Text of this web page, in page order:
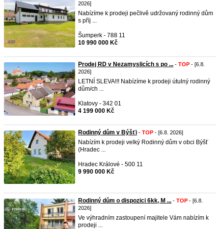
2026]
Nabízíme k prodeji pečlivě udržovaný rodinný dům
s příj ...
Šumperk - 788 11
10 990 000 Kč
Prodej RD v Nezamyslicích s po ... - TOP - [6.8.
2026]
LETNÍ SLEVA!!! Nabízíme k prodeji útulný rodinný
dům/ch ...
Klatovy - 342 01
4 199 000 Kč
Rodinný dům v Býšťi - TOP - [6.8. 2026]
Nabízím k prodeji velký Rodinný dům v obci Býšť
(Hradec ...
Hradec Králové - 500 11
9 990 000 Kč
Rodinný dům o dispozici 6kk, M ... - TOP - [6.8.
2026]
Ve výhradním zastoupení majitele Vám nabízím k
prodeji ...